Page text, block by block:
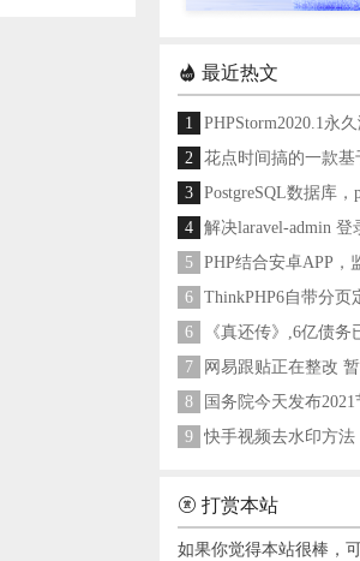
最近热文
1
2
3
4
解决laravel-admin
5
6
ThinkPHP6自带分
6
7
网易跟贴正在整改
8
9
打赏本站
如果你觉得本站很棒，